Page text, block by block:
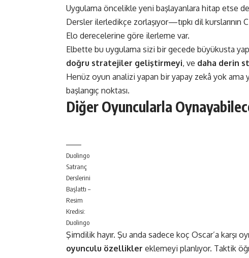
Uygulama öncelikle yeni başlayanlara hitap etse
Dersler ilerledikçe zorlaşıyor—tıpkı dil kurslarının
Elo derecelerine göre ilerleme var.
Elbette bu uygulama sizi bir gecede büyükusta
doğru stratejiler geliştirmeyi, ve daha derin
Henüz oyun analizi yapan bir yapay zekâ yok
başlangıç noktası​.
Diğer Oyuncularla
Duolingo
Satranç
Derslerini
Başlattı –
Resim
Kredisi:
Duolingo
Şimdilik hayır. Şu anda sadece koç Oscar’a
oyunculu özellikler eklemeyi planlıyor. Taktik